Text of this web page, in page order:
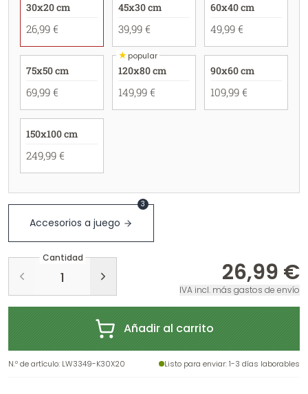
30x20 cm
26,99 €
45x30 cm
39,99 €
60x40 cm
49,99 €
75x50 cm
69,99 €
★popular
120x80 cm
149,99 €
90x60 cm
109,99 €
150x100 cm
249,99 €
Accesorios a juego
3
Cantidad
26,99 €
IVA incl. más gastos de envío
Añadir al carrito
N.º de artículo: LW3349-K30X20 Listo para enviar: 1-3 días laborables